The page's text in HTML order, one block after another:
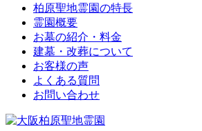
柏原聖地霊園の特長
霊園概要
お墓の紹介・料金
建墓・改葬について
お客様の声
よくある質問
お問い合わせ